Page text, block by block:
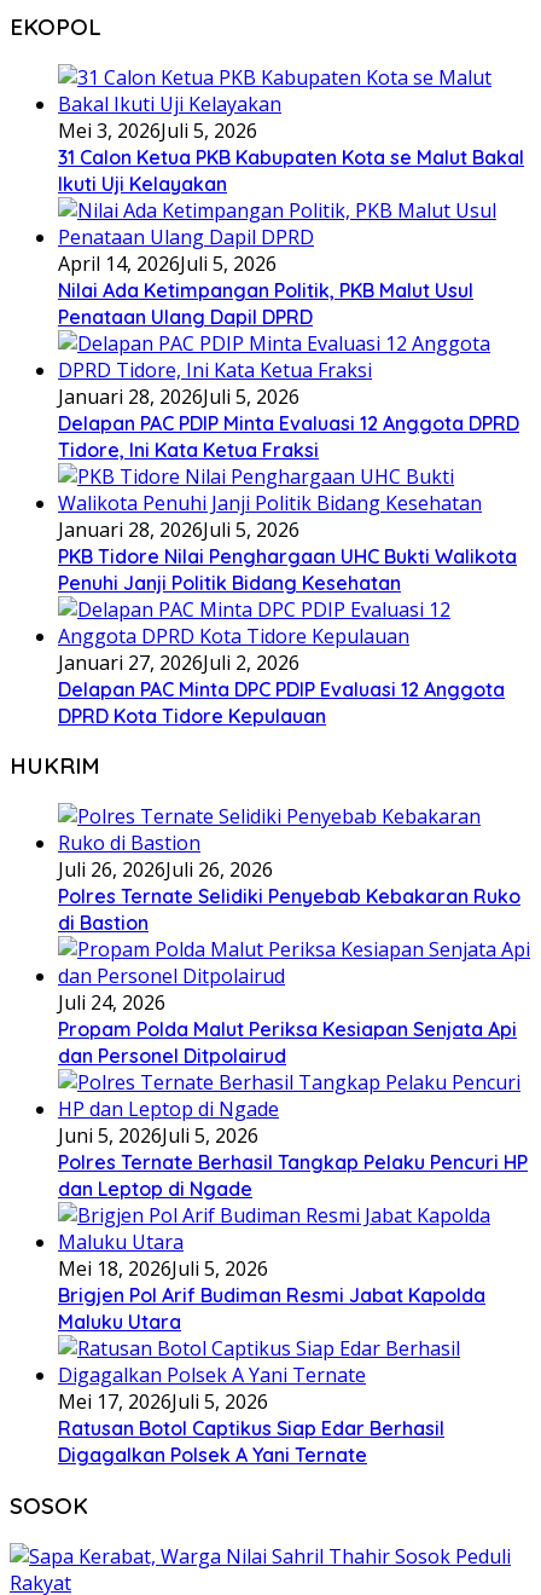
EKOPOL
Mei 3, 2026Juli 5, 2026
31 Calon Ketua PKB Kabupaten Kota se Malut Bakal
Ikuti Uji Kelayakan
April 14, 2026Juli 5, 2026
Nilai Ada Ketimpangan Politik, PKB Malut Usul
Penataan Ulang Dapil DPRD
Januari 28, 2026Juli 5, 2026
Delapan PAC PDIP Minta Evaluasi 12 Anggota DPRD
Tidore, Ini Kata Ketua Fraksi
Januari 28, 2026Juli 5, 2026
PKB Tidore Nilai Penghargaan UHC Bukti Walikota
Penuhi Janji Politik Bidang Kesehatan
Januari 27, 2026Juli 2, 2026
Delapan PAC Minta DPC PDIP Evaluasi 12 Anggota
DPRD Kota Tidore Kepulauan
HUKRIM
Juli 26, 2026Juli 26, 2026
Polres Ternate Selidiki Penyebab Kebakaran Ruko
di Bastion
Juli 24, 2026
Propam Polda Malut Periksa Kesiapan Senjata Api
dan Personel Ditpolairud
Juni 5, 2026Juli 5, 2026
Polres Ternate Berhasil Tangkap Pelaku Pencuri HP
dan Leptop di Ngade
Mei 18, 2026Juli 5, 2026
Brigjen Pol Arif Budiman Resmi Jabat Kapolda
Maluku Utara
Mei 17, 2026Juli 5, 2026
Ratusan Botol Captikus Siap Edar Berhasil
Digagalkan Polsek A Yani Ternate
SOSOK